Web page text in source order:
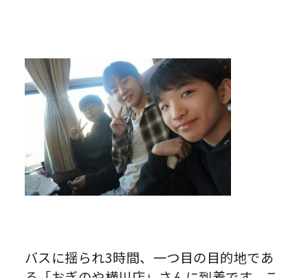
バスに揺られ3時間、一つ目の目的地であ